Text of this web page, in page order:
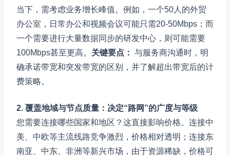
当下，需考虑业务增长峰值。例如，一个50人的外贸
办公室，日常办公和视频会议可能只需20-50Mbps；而
一个需要进行大量数据同步的研发中心，则可能需要
100Mbps甚至更高。 关键要点： 与服务商沟通时，明
确承诺带宽和突发带宽的区别，并了解超出带宽后的计
费策略。
2. 覆盖地域与节点质量：决定“路网”的广度与等级
您需要连接哪些国家和地区？这直接影响价格。连接中
美、中欧等主流线路竞争激烈，价格相对透明；连接东
南亚、中东、非洲等新兴市场，由于资源稀缺，价格可